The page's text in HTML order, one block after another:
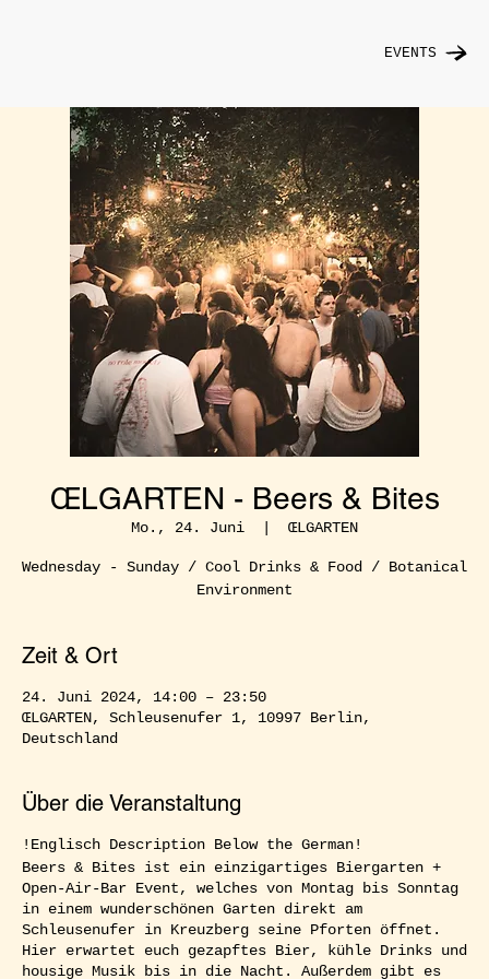
EVENTS
ŒLGARTEN - Beers & Bites
Mo., 24. Juni
  |
ŒLGARTEN
Wednesday - Sunday / Cool Drinks & Food / Botanical
Environment
Zeit & Ort
24. Juni 2024, 14:00 – 23:50
ŒLGARTEN, Schleusenufer 1, 10997 Berlin,
Deutschland
Über die Veranstaltung
!Englisch Description Below the German!
Beers & Bites ist ein einzigartiges Biergarten +
Open-Air-Bar Event, welches von Montag bis Sonntag
in einem wunderschönen Garten direkt am
Schleusenufer in Kreuzberg seine Pforten öffnet.
Hier erwartet euch gezapftes Bier, kühle Drinks und
housige Musik bis in die Nacht. Außerdem gibt es